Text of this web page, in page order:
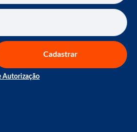
Cadastrar
Autorização